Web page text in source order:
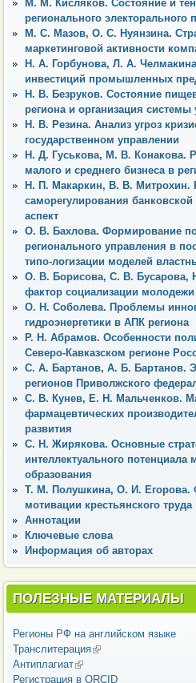
М. М. Кисляков. Состояние и
регионального электорального
М. С. Мазов, О. С. Нуянзина.
маркетинговой активности
Н. А. Горбунова, Л. А.
инвестиций промышленных
Н. В. Безруков. Состояние
региона и организация системы
Н. В. Резина. Анализ угроз
государственном управлении
Н. Д. Гуськова, М. В. Конакова.
малого и среднего бизнеса в
Н. П. Макаркин, В. В. Митрохин.
саморегулирования
аспект
О. В. Бахлова. Формирование
регионального управления в
типо-логизации моделей
О. В. Борисова, С. В. Бусарова,
фактор социализации молодежи
О. Н. Соболева. Проблемы
гидроэнергетики в АПК региона
Р. Н. Абрамов. Особенности
Северо-Кавказском регионе
С. А. Бартанов, А. Б. Бартанов.
регионов Приволжского
С. В. Кунев, Е. Н. Мальченков.
фармацевтических
развития
С. Н. Жирякова. Основные
интеллектуального потенциала
образования
Т. М. Полушкина, О. И. Егорова.
мотивации крестьянского труда
Аннотации
Ключевые слова
Информация об авторах
ПОЛЕЗНЫЕ МАТЕРИАЛЫ
Регионы РФ на английском языке
Транслитерация(внешняя ссылка)
Антиплагиат(внешняя ссылка)
Регистрация в ORCID